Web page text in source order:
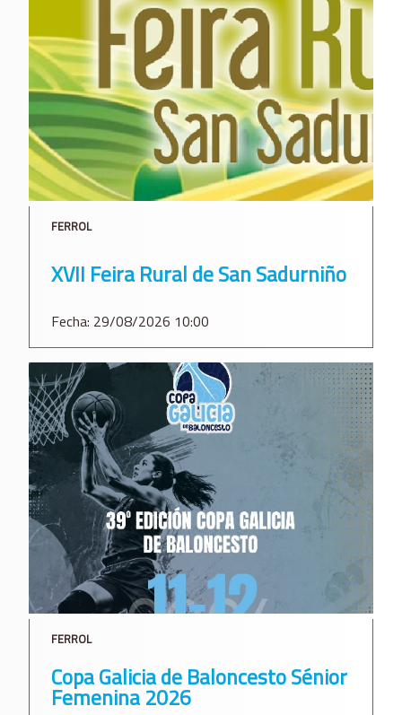
FERROL
XVII Feira Rural de San Sadurniño
Fecha: 29/08/2026 10:00
FERROL
Copa Galicia de Baloncesto Sénior
Femenina 2026